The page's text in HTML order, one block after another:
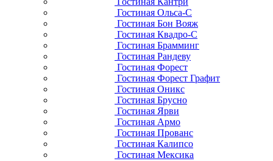
Гостиная Ольса-С
Гостиная Бон Вояж
Гостиная Квадро-С
Гостиная Брамминг
Гостиная Рандеву
Гостиная Форест
Гостиная Форест Графит
Гостиная Оникс
Гостиная Брусно
Гостиная Ярви
Гостиная Армо
Гостиная Прованс
Гостиная Калипсо
Гостиная Мексика